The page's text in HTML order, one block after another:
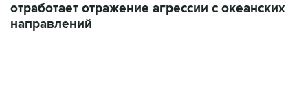
отработает отражение агрессии с океанских
направлений